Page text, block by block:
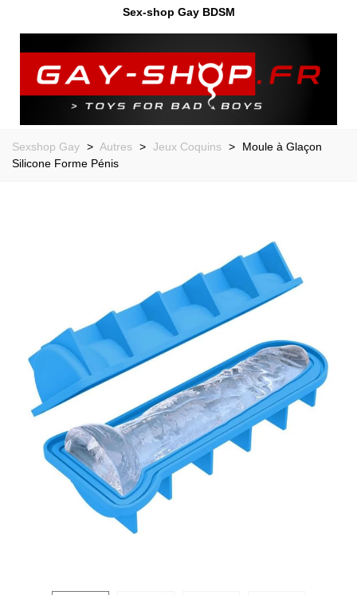
Sex-shop Gay BDSM
Sexshop Gay > Autres > Jeux Coquins >
Moule à Glaçon
Silicone Forme Pénis